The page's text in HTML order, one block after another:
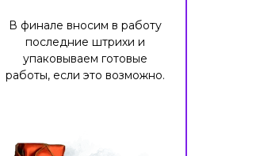
В финале вносим в работу
последние штрихи и
упаковываем готовые
работы, если это возможно.